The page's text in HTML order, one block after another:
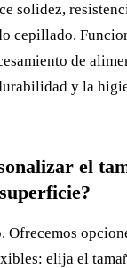
solidez,
cepillado.
de
y la
el
Ofrecemos
elija el